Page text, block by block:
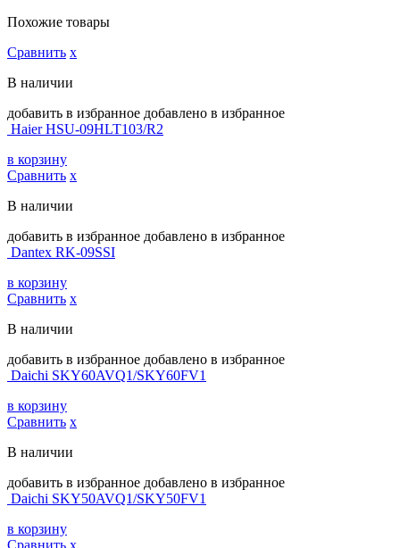
Похожие товары
Сравнить х
В наличии
добавить в избранное добавлено в избранное
Haier HSU-09HLT103/R2
в корзину
Сравнить х
В наличии
добавить в избранное добавлено в избранное
Dantex RK-09SSI
в корзину
Сравнить х
В наличии
добавить в избранное добавлено в избранное
Daichi SKY60AVQ1/SKY60FV1
в корзину
Сравнить х
В наличии
добавить в избранное добавлено в избранное
Daichi SKY50AVQ1/SKY50FV1
в корзину
Сравнить х